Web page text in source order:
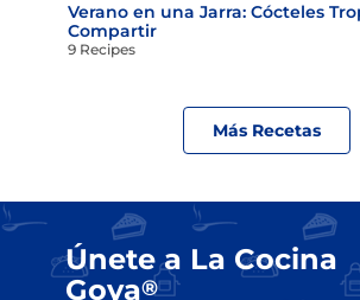
Verano en una Jarra: Cócteles
Compartir
9 Recipes
Más Recetas
Únete a La Cocina
Goya®